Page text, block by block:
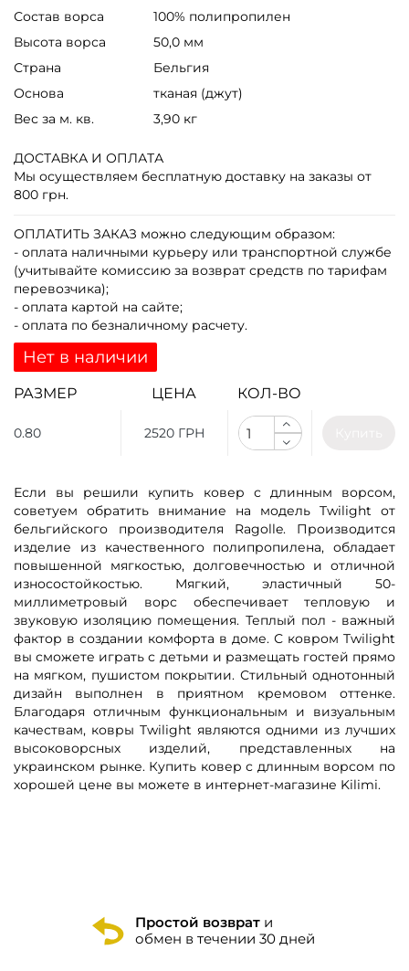
Состав ворса
100% полипропилен
Высота ворса
50,0 мм
Страна
Бельгия
Основа
тканая (джут)
Вес за м. кв.
3,90 кг
ДОСТАВКА И ОПЛАТА
Мы осуществляем бесплатную доставку на заказы от
800 грн.
ОПЛАТИТЬ ЗАКАЗ можно следующим образом:
- оплата наличными курьеру или транспортной службе
(учитывайте комиссию за возврат средств по тарифам
перевозчика);
- оплата картой на сайте;
- оплата по безналичному расчету.
Нет в наличии
РАЗМЕР ЦЕНА КОЛ-ВО
0.80 2520 ГРН
Если вы решили купить ковер с длинным ворсом,
советуем обратить внимание на модель Twilight от
бельгийского производителя Ragolle. Производится
изделие из качественного полипропилена, обладает
повышенной мягкостью, долговечностью и отличной
износостойкостью. Мягкий, эластичный 50-
миллиметровый ворс обеспечивает тепловую и
звуковую изоляцию помещения. Теплый пол - важный
фактор в создании комфорта в доме. С ковром Twilight
вы сможете играть с детьми и размещать гостей прямо
на мягком, пушистом покрытии. Стильный однотонный
дизайн выполнен в приятном кремовом оттенке.
Благодаря отличным функциональным и визуальным
качествам, ковры Twilight являются одними из лучших
высоковорсных изделий, представленных на
украинском рынке. Купить ковер с длинным ворсом по
хорошей цене вы можете в интернет-магазине Kilimi.
Простой возврати
обмен в течении 30 дней